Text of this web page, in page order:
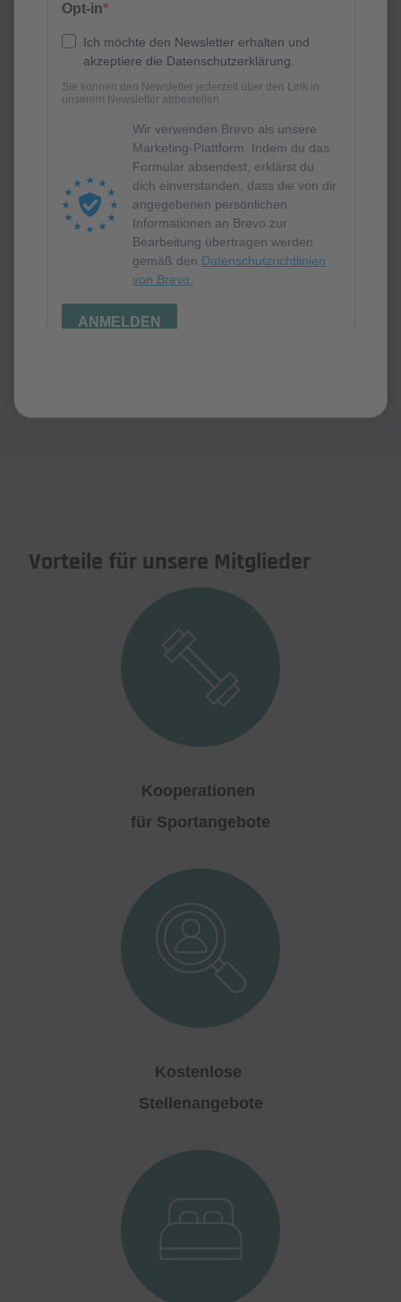
Finden Sie interessante Jobangebote unserer
Mitglieder und werden Sie Teil des Technologieparks!
Vorteile für unsere Mitglieder
Kooperationen
für Sportangebote
Kostenlose
Stellenangebote